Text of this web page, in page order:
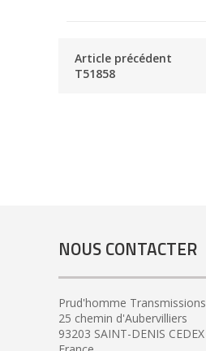
Article précédent
T51858
NOUS CONTACTER
Prud'homme Transmissions
25 chemin d'Aubervilliers
93203 SAINT-DENIS CEDEX